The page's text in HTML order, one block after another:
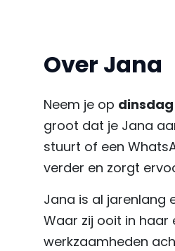
Over Jana
Neem je op dinsdag
groot dat je Jana
stuurt of een
verder en zorgt
Jana is al jarenlang
Waar zij ooit in haar
werkzaamheden